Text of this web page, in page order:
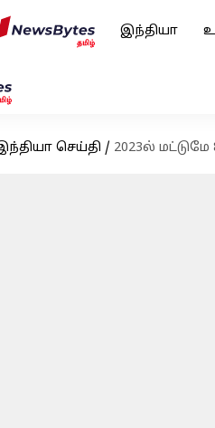
இந்தியா
செய்தி / 2023ல்